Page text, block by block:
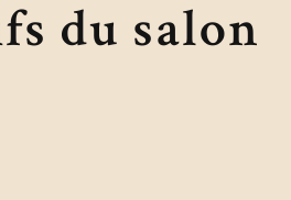
du salon